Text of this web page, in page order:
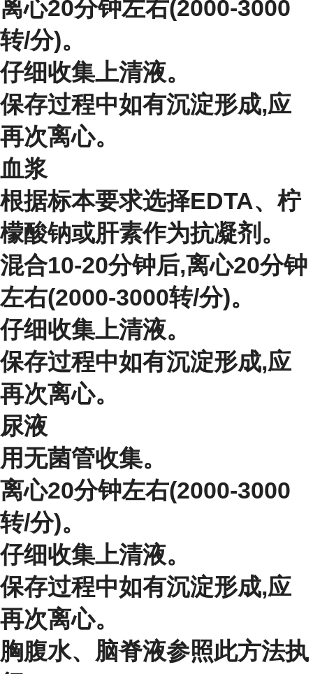
离心20分钟左右(2000-3000
转/分)。
仔细收集上清液。
保存过程中如有沉淀形成,应
再次离心。
血浆
根据标本要求选择EDTA、柠
檬酸钠或肝素作为抗凝剂。
混合10-20分钟后,离心20分钟
左右(2000-3000转/分)。
仔细收集上清液。
保存过程中如有沉淀形成,应
再次离心。
尿液
用无菌管收集。
离心20分钟左右(2000-3000
转/分)。
仔细收集上清液。
保存过程中如有沉淀形成,应
再次离心。
胸腹水、脑脊液参照此方法执